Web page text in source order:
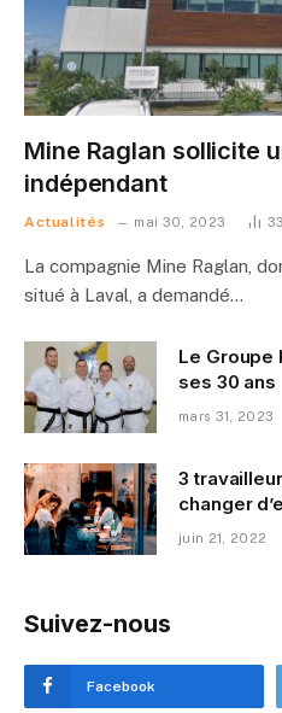
Mine Raglan sollicite
indépendant
Actualités mai 30, 2023
La compagnie Mine Raglan,
situé à Laval, a demandé…
Le Groupe
ses 30 ans
mars 31, 2023
3
changer
juin 21, 2022
Suivez-nous
Facebook